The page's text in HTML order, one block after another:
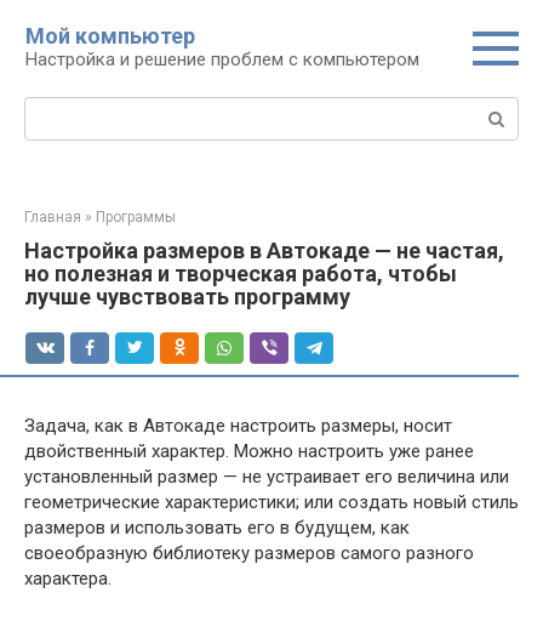
контенту
Мой компьютер
Настройка и решение проблем с компьютером
Поиск:
Главная » Программы
Настройка размеров в Автокаде — не частая,
но полезная и творческая работа, чтобы
лучше чувствовать программу
Задача, как в Автокаде настроить размеры, носит
двойственный характер. Можно настроить уже ранее
установленный размер — не устраивает его величина или
геометрические характеристики; или создать новый стиль
размеров и использовать его в будущем, как
своеобразную библиотеку размеров самого разного
характера.